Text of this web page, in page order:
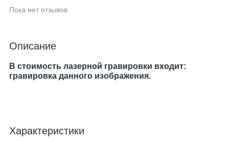
Пока нет отзывов
Описание
В стоимость лазерной гравировки входит:
гравировка данного изображения.
Характеристики